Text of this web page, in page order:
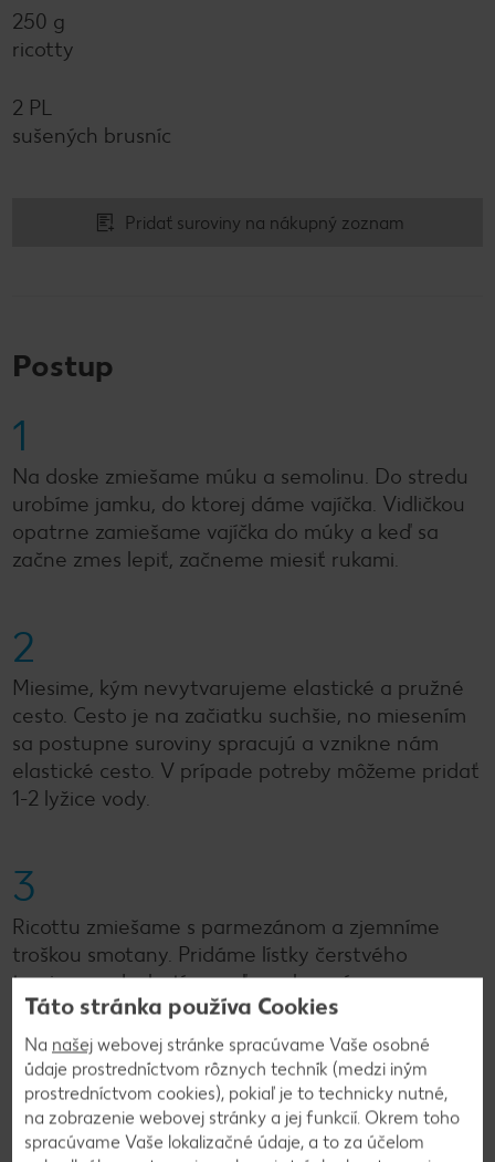
250 g
ricotty
2 PL
sušených brusníc
Pridať suroviny na nákupný zoznam
Postup
1
Na doske zmiešame múku a semolinu. Do stredu
urobíme jamku, do ktorej dáme vajíčka. Vidličkou
opatrne zamiešame vajíčka do múky a keď sa
začne zmes lepiť, začneme miesiť rukami.
2
Miesime, kým nevytvarujeme elastické a pružné
cesto. Cesto je na začiatku suchšie, no miesením
sa postupne suroviny spracujú a vznikne nám
elastické cesto. V prípade potreby môžeme pridať
1-2 lyžice vody.
3
Ricottu zmiešame s parmezánom a zjemníme
troškou smotany. Pridáme lístky čerstvého
tymianu a dochutíme soľou a korením.
Premiešame.
4
Cesto vyvaľkáme na tenký pás so šírkou cca 10-15
Táto stránka používa Cookies
Na našej webovej stránke spracúvame Vaše osobné
údaje prostredníctvom rôznych techník (medzi iným
prostredníctvom cookies), pokiaľ je to technicky nutné,
na zobrazenie webovej stránky a jej funkcií. Okrem toho
spracúvame Vaše lokalizačné údaje, a to za účelom